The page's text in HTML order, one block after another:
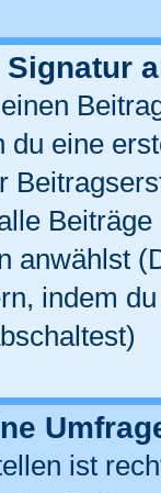
du eine
anwählst
indem
ist